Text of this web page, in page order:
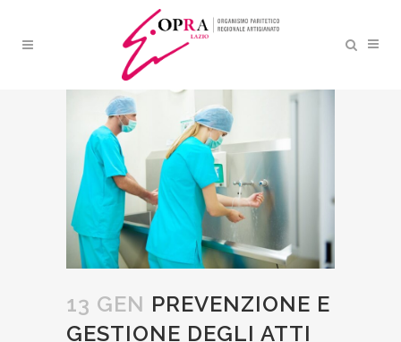
PREVENZIONE E GESTIONE
DEGLI ATTI DI VIOLENZA AI
DANNI DEGLI OPERATORI
SANITARI
13 GEN PREVENZIONE E
GESTIONE DEGLI ATTI